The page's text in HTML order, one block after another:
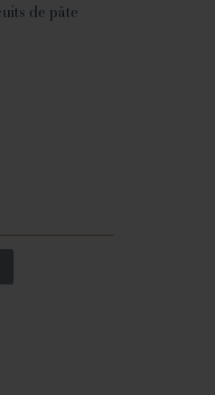
de pâte